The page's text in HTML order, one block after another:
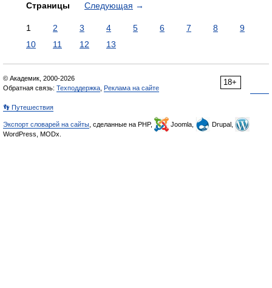
Страницы Следующая →
1 2 3 4 5 6 7 8
9
10
11 12 13
18+
© Академик, 2000-2026
Обратная связь: Техподдержка Реклама на сайте
👣 Путешествия
Экспорт словарей на сайты , сделанные на PHP, Joomla,
Drupal,
WordPress, MODx.